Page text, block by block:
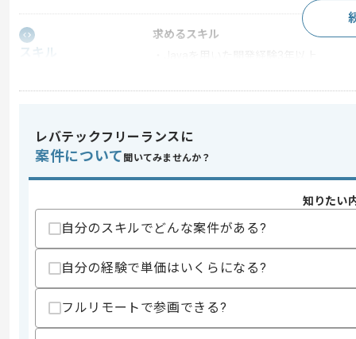
スキル
求めるスキル
精算・お支払い
精算基準時間
140時間〜180時間
支払いサイト
その他募集要項
商談回数
募集人数
1人
レバテックフリーランスに
案件について 聞いてみませんか？
知りたい
自分のスキルでどんな案件がある?
自分の経験で単価はいくらになる?
フルリモートで参画できる?